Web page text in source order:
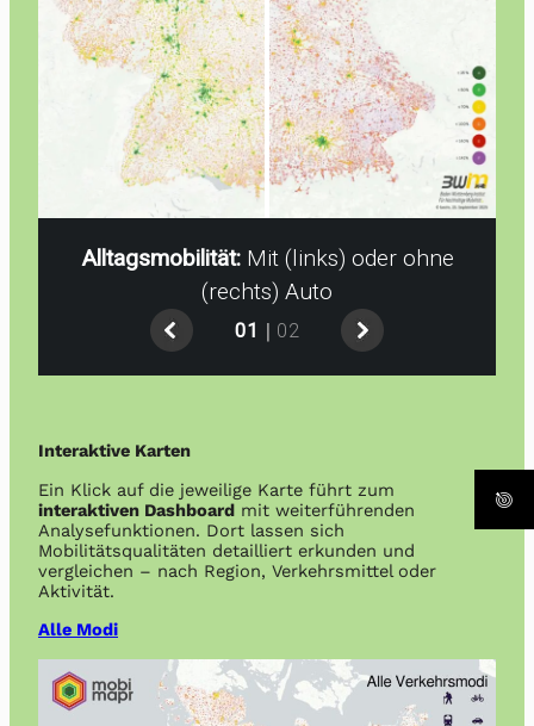
Alltagsmobilität:Mit (links) oder ohne
(rechts) Auto
01 | 02
Interaktive Karten
Ein Klick auf die jeweilige Karte führt zum
interaktiven Dashboard mit weiterführenden
Analysefunktionen. Dort lassen sich
Mobilitätsqualitäten detailliert erkunden und
vergleichen – nach Region, Verkehrsmittel oder
Aktivität.
Alle Modi